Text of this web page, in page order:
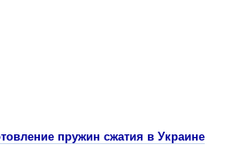
пружин сжатия в Украине